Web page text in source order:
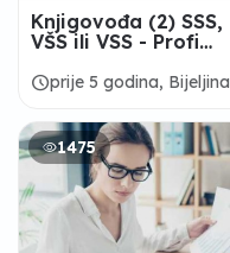
Knjigovođa (2) SSS,
VŠS ili VSS - Profi
scheduleprije 5 godina, Bijeljina
1475